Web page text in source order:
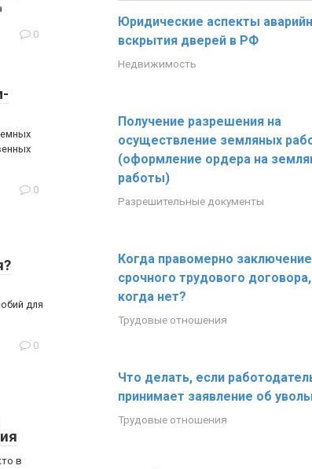
0
0
для
0
в
Юридические аспекты
вскрытия дверей в РФ
Недвижимость
Получение разрешения на
осуществление земляных
(оформление ордера на
работы)
Разрешительные документы
Когда правомерно заключение
срочного трудового
когда нет?
Трудовые отношения
Что делать, если
принимает заявление об
Трудовые отношения